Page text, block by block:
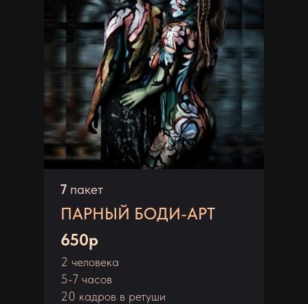
8 пакет
РЕТУШЬ
художественная ретушь
1 кадр
20р
7 пакет
ПАРНЫЙ БОДИ-АРТ
2 человека
5-7 часов
20 кадров в ретуши
650р